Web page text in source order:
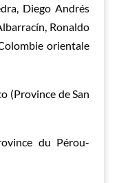
Diego Andrés
Ronaldo
orientale
(Province de San
du Pérou-